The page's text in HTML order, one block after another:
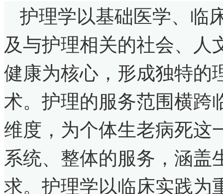
护理学以基础医学、临
及与护理相关的社会、
健康为核心，形成独特的
术。护理的服务范围横跨
维度，为个体生老病死这
系统、整体的服务，涵
求。护理学以临床实践为